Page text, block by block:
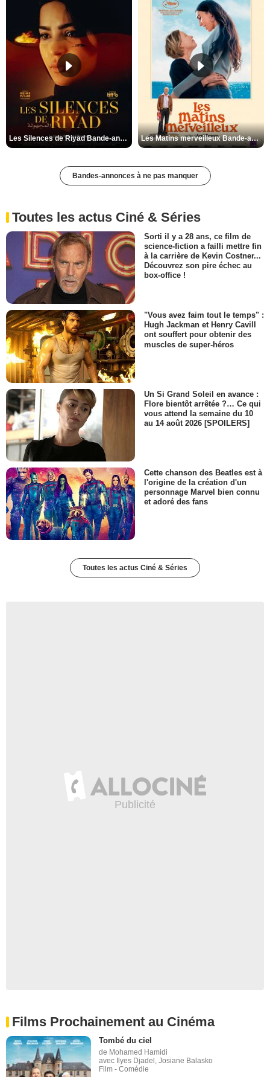
Les Silences de Riyad Bande-annonce VO STFR Les Matins merveilleux Bande-annonce VF
Bandes-annonces à ne pas manquer
Toutes les actus Ciné & Séries
Sorti il y a 28 ans, ce film de
science-fiction a failli mettre fin
à la carrière de Kevin Costner...
Découvrez son pire échec au
box-office !
"Vous avez faim tout le temps" :
Hugh Jackman et Henry Cavill
ont souffert pour obtenir des
muscles de super-héros
Un Si Grand Soleil en avance :
Flore bientôt arrêtée ?… Ce qui
vous attend la semaine du 10
au 14 août 2026 [SPOILERS]
Cette chanson des Beatles est à
l'origine de la création d'un
personnage Marvel bien connu
et adoré des fans
Toutes les actus Ciné & Séries
Films Prochainement au Cinéma
Tombé du ciel
de Mohamed Hamidi
avec Ilyes Djadel, Josiane Balasko
Film - Comédie